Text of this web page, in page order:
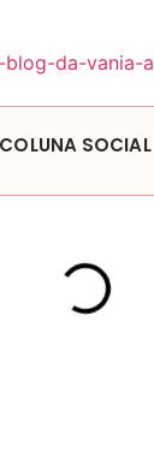
COLUNA SOCIAL